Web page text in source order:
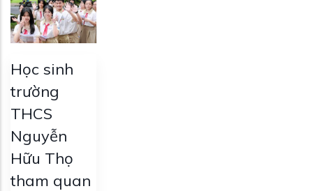
Học sinh
trường
THCS
Nguyễn
Hữu Thọ
tham quan